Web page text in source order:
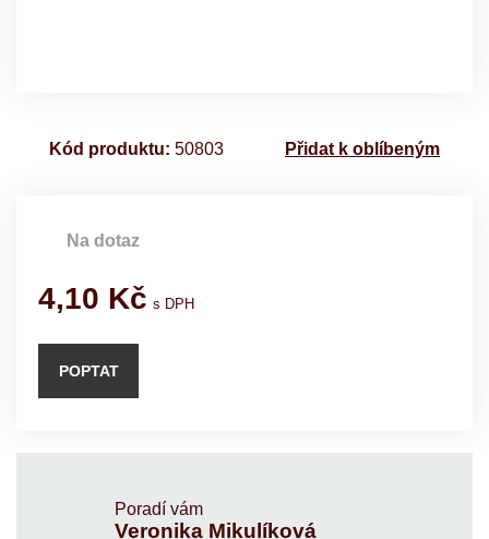
Kód produktu: 50803 Přidat k oblíbeným
Na dotaz
4,10 Kč s DPH
POPTAT
Poradí vám
Veronika Mikulíková